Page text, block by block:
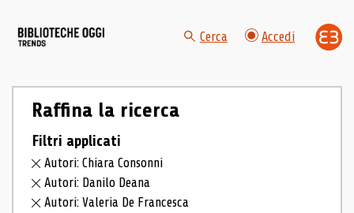
Cerca Accedi
Raffina la ricerca
Filtri applicati
Autori: Chiara Consonni
Autori: Danilo Deana
Autori: Valeria De Francesca